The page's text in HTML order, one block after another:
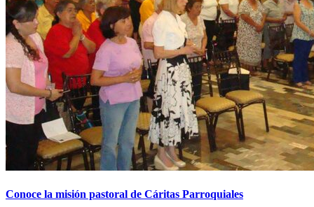
Conoce la misión pastoral de Cáritas Parroquiales